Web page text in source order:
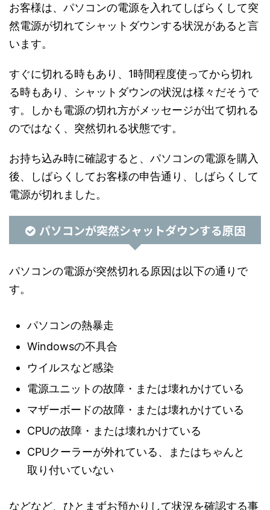
お客様は、パソコンの電源を入れてしばらくして突
然電源が切れてシャットダウンする状況があると言
います。
すぐに切れる時もあり、1時間程度使ってから切れ
る時もあり、シャットダウンの状況は様々だそうで
す。しかも電源の切れ方がメッセージが出て切れる
のではなく、突然切れる状態です。
お持ち込み時に確認すると、パソコンの電源を購入
後、しばらくしてお客様の申告通り、しばらくして
電源が切れました。
パソコンが突然シャットダウンする原因
パソコンの電源が突然切れる原因は以下の通りで
す。
パソコンの熱暴走
Windowsの不具合
ウイルスなど感染
電源ユニットの故障・または壊れかけている
マザーボードの故障・または壊れかけている
CPUの故障・または壊れかけている
CPUクーラーが外れている、またはちゃんと
取り付いていない
などなど、ひとまずお預かりして状況を確認する事